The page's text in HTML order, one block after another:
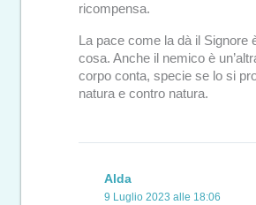
ricompensa.
La pace come la dà il Signore
cosa. Anche il nemico è
corpo conta, specie se lo si
natura e contro natura.
Alda
9 Luglio 2023 alle 18:06